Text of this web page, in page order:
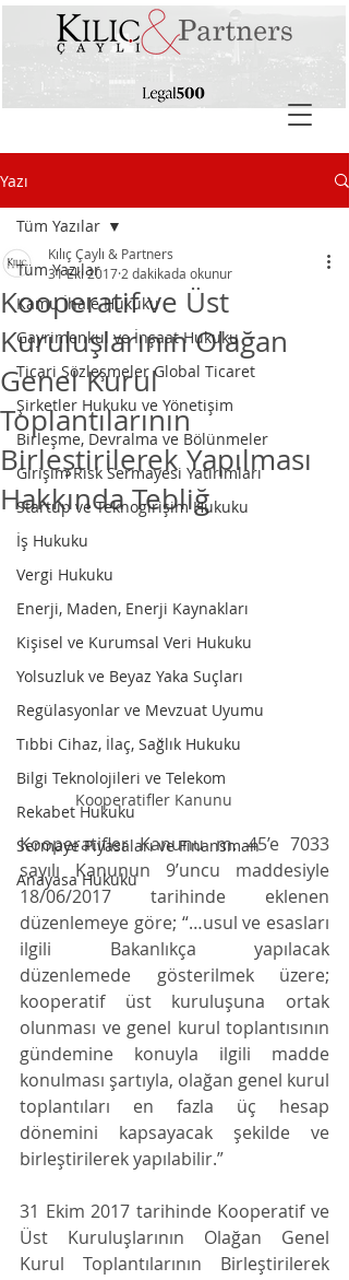
Yazı
Tüm Yazılar
Kamu İhale Hukuku
Gayrimenkul ve İnşaat Hukuku
Ticari Sözleşmeler Global Ticaret
Şirketler Hukuku ve Yönetişim
Birleşme, Devralma ve Bölünmeler
Girişim Risk Sermayesi Yatırımları
Startup ve Teknogirişim Hukuku
İş Hukuku
Vergi Hukuku
Enerji, Maden, Enerji Kaynakları
Kişisel ve Kurumsal Veri Hukuku
Yolsuzluk ve Beyaz Yaka Suçları
Regülasyonlar ve Mevzuat Uyumu
Tıbbi Cihaz, İlaç, Sağlık Hukuku
Bilgi Teknolojileri ve Telekom
Rekabet Hukuku
Sermaye Piyasaları ve Finansman
Anayasa Hukuku
Tüm Yazılar
Kooperatif ve Üst
Kuruluşlarının Olağan
Genel Kurul
Toplantılarının
Birleştirilerek Yapılması
Hakkında Tebliğ
Kılıç Çaylı & Partners
31 Eki 2017 2 dakikada okunur
Kooperatifler Kanunu
Kooperatifler Kanunu m. 45’e 7033
sayılı Kanunun 9’uncu maddesiyle
18/06/2017 tarihinde eklenen
düzenlemeye göre; “…usul ve esasları
ilgili Bakanlıkça yapılacak
düzenlemede gösterilmek üzere;
kooperatif üst kuruluşuna ortak
olunması ve genel kurul toplantısının
gündemine konuyla ilgili madde
konulması şartıyla, olağan genel kurul
toplantıları en fazla üç hesap
dönemini kapsayacak şekilde ve
birleştirilerek yapılabilir.”
31 Ekim 2017 tarihinde Kooperatif ve
Üst Kuruluşlarının Olağan Genel
Kurul Toplantılarının Birleştirilerek